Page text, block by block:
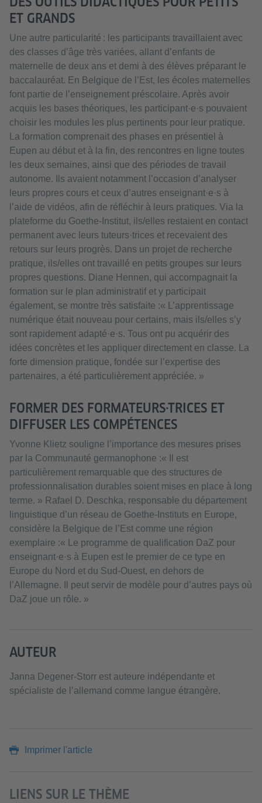
ET GRANDS
Une autre particularité : les participants travaillaient avec
des classes d’âge très variées, allant d’enfants de
maternelle de deux ans et demi à des élèves préparant le
baccalauréat. En Belgique de l’Est, les écoles maternelles
font partie de l’enseignement préscolaire. Après avoir
acquis les bases théoriques, les participant·e·s pouvaient
choisir les modules les plus pertinents pour leur pratique.
La formation comprenait des phases en présentiel à
Eupen au début et à la fin, des rencontres en ligne toutes
les deux semaines, ainsi que des périodes de travail
autonome. Ils avaient notamment l’occasion d’analyser
leurs propres cours et ceux d’autres enseignant·e·s à
l’aide de vidéos, afin de réfléchir à leurs pratiques. Via la
plateforme du Goethe-Institut, ils/elles restaient en contact
permanent avec leurs tuteurs·trices et recevaient des
retours sur leurs progrès. Dans un projet de recherche
pratique, ils/elles ont travaillé en petits groupes sur leurs
propres questions. Diane Hennen, qui accompagnait la
formation sur le plan administratif et y participait
également, se montre très satisfaite :« L’apprentissage
numérique était nouveau pour certains, mais ils/elles s’y
sont rapidement adapté·e·s. Tous ont pu acquérir des
idées concrètes et les appliquer directement en classe. La
forte dimension pratique, fondée sur l’expertise des
partenaires, a été particulièrement appréciée. »
FORMER DES FORMATEURS·TRICES ET
DIFFUSER LES COMPÉTENCES
Yvonne Klietz souligne l’importance des mesures prises
par la Communauté germanophone :« Il est
particulièrement remarquable que des structures de
professionnalisation durables soient mises en place à long
terme. » Rafael D. Deschka, responsable du département
linguistique d’un réseau de Goethe-Instituts en Europe,
considère la Belgique de l’Est comme une région
exemplaire :« Le programme de qualification DaZ pour
enseignant·e·s à Eupen est le premier de ce type en
Europe du Nord et du Sud-Ouest, en dehors de
l’Allemagne. Il peut servir de modèle pour d’autres pays où
DaZ joue un rôle. »
AUTEUR
Janna Degener-Storr est auteure indépendante et
spécialiste de l’allemand comme langue étrangère.
Imprimer l'article
LIENS SUR LE THÈME